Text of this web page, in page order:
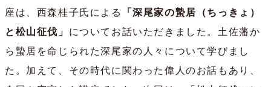
座は、西森桂子氏による
「深尾家の蟄居（ちっきょ）
と松山征伐」 についてお話いただきました。土佐藩か
ら蟄居を命じられた深尾家の人々について学びまし
た。加えて、その時代に関わった偉人のお話もあり、